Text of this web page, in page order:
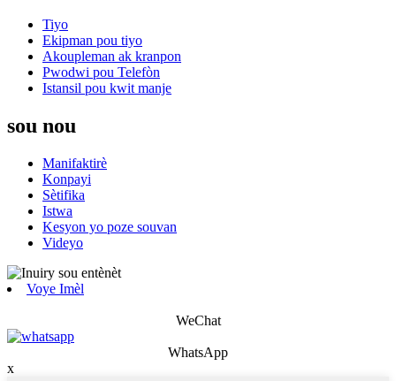
Tiyo
Ekipman pou tiyo
Akoupleman ak kranpon
Pwodwi pou Telefòn
Istansil pou kwit manje
sou nou
Manifaktirè
Konpayi
Sètifika
Istwa
Kesyon yo poze souvan
Videyo
Voye Imèl
WeChat
WhatsApp
x